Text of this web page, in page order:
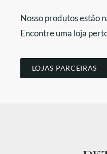
Nosso produtos estão
Encontre uma loja
LOJAS PARCEIRAS